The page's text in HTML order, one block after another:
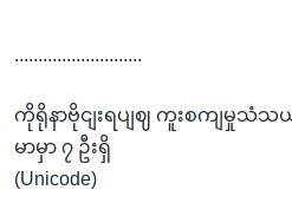
...........................
ကိုရိုနာဗိုငျးရပျဈ ကူးစကျမှုသံ
မာမှာ ၇ ဦးရှိ
(Unicode)